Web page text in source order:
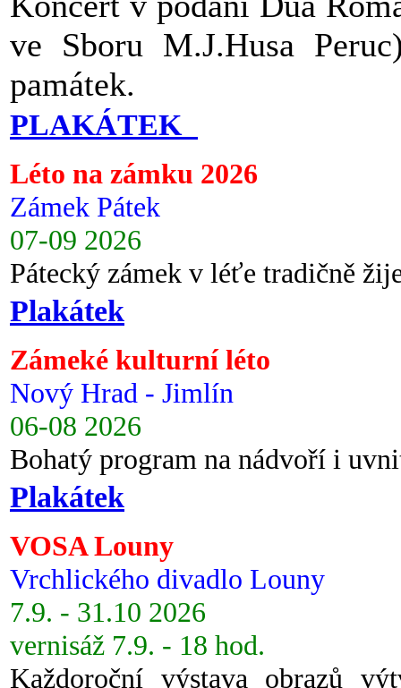
ve Sboru M.J.Husa
památek.
PLAKÁTEK
Léto na zámku 2026
Zámek Pátek
07-09 2026
Pátecký zámek v léťe tradičně
Plakátek
Zámeké kulturní léto
Nový Hrad - Jimlín
06-08 2026
Bohatý program na nádvoří i
Plakátek
VOSA Louny
Vrchlického divadlo Louny
7.9. - 31.10 2026
vernisáž 7.9. - 18 hod.
Každoroční výstava obrazů